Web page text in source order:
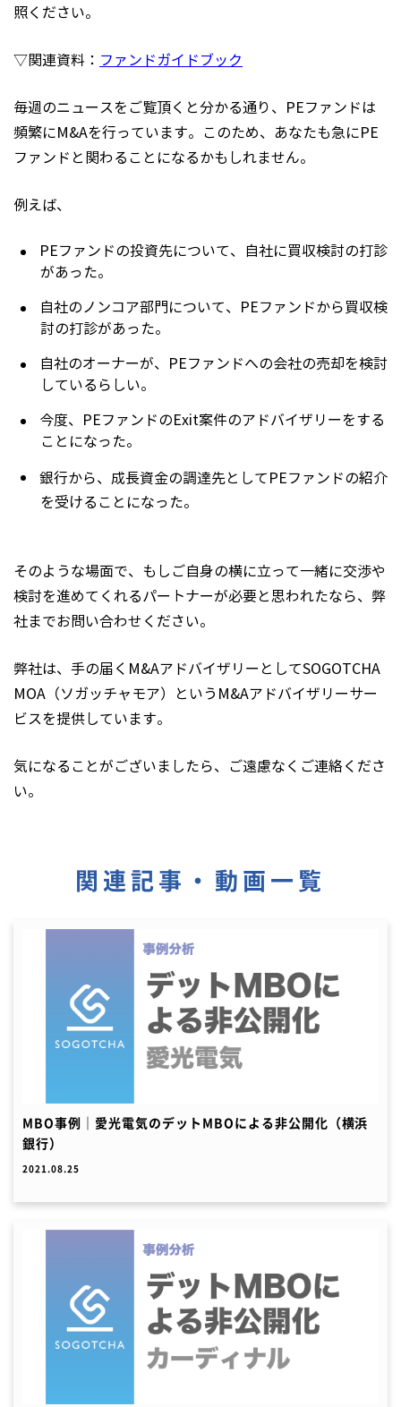
照ください。
▽関連資料： ファンドガイドブック
毎週のニュースをご覧頂くと分かる通り、PEファンドは
頻繁にM&Aを行っています。このため、あなたも急にPE
ファンドと関わることになるかもしれません。
例えば、
PEファンドの投資先について、自社に買収検討の打診
があった。
自社のノンコア部門について、PEファンドから買収検
討の打診があった。
自社のオーナーが、PEファンドへの会社の売却を検討
しているらしい。
今度、PEファンドのExit案件のアドバイザリーをする
ことになった。
銀行から、成長資金の調達先としてPEファンドの紹介
を受けることになった。
そのような場面で、もしご自身の横に立って一緒に交渉や
検討を進めてくれるパートナーが必要と思われたなら、弊
社までお問い合わせください。
弊社は、手の届くM&AアドバイザリーとしてSOGOTCHA
MOA（ソガッチャモア）というM&Aアドバイザリーサー
ビスを提供しています。
気になることがございましたら、ご遠慮なくご連絡くださ
い。
関連記事・動画一覧
MBO事例｜愛光電気のデットMBOによる非公開化（横浜
銀行）
2021.08.25